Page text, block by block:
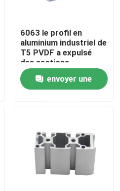
fente
aux besoins du client
6063 le profil en
aluminium industriel de
T5 PVDF a expulsé
des sections
envoyer une